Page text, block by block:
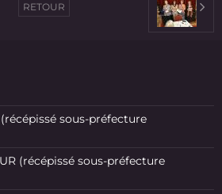
RETOUR
(récépissé sous-préfecture
(récépissé sous-préfecture